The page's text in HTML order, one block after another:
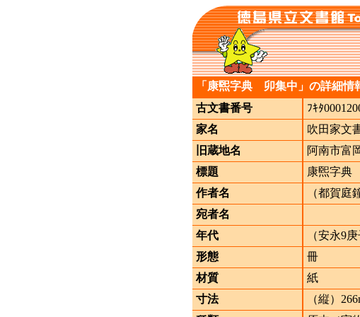
「康煕字典 卯集中」の詳細情
古文書番号
ﾌｷﾀ
家名
吹田家文
旧蔵地名
阿南市富
標題
康煕字典
作者名
（都賀庭
宛者名
年代
（安永9
形態
冊
材質
紙
寸法
（縦）